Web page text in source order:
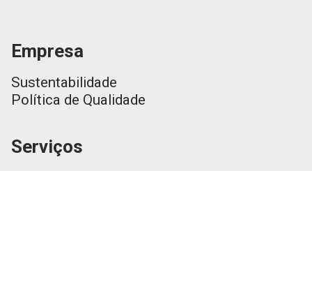
Empresa
Sustentabilidade
Política de Qualidade
Serviços